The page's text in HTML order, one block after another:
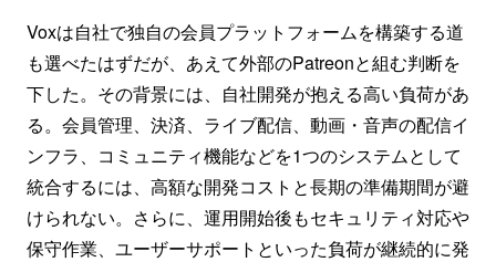
Voxは自社で独自の会員プラットフォームを構築する道
も選べたはずだが、あえて外部のPatreonと組む判断を
下した。その背景には、自社開発が抱える高い負荷があ
る。会員管理、決済、ライブ配信、動画・音声の配信イ
ンフラ、コミュニティ機能などを1つのシステムとして
統合するには、高額な開発コストと長期の準備期間が避
けられない。さらに、運用開始後もセキュリティ対応や
保守作業、ユーザーサポートといった負荷が継続的に発